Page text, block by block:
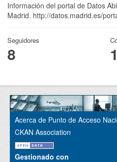
Información del portal de Datos
Madrid. http://datos.madrid.es/
Seguidores
8 1
Acerca de Punto de Acceso
CKAN Association
Gestionado con